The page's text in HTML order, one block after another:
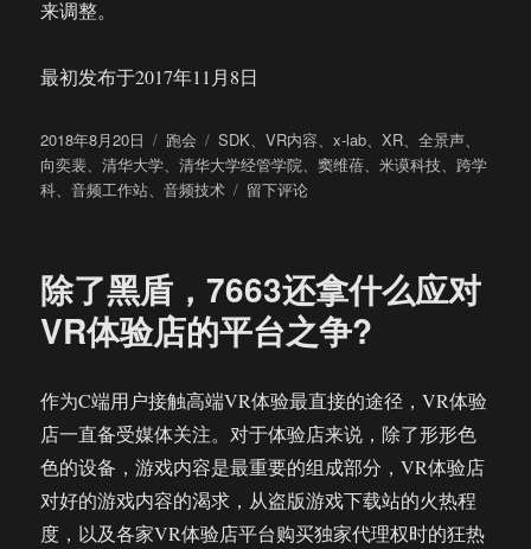
来调整。
最初发布于2017年11月8日
发
布
于
2018年8月20日
分
类
跑会
标
签
SDK、VR内容、x-lab、XR、全景声、
向奕裴、清华大学、清华大学经管学院、窦维蓓、米谟科技、跨学
科、音频工作站、音频技术
于
lab
ACT
TALK
堂：
带
你
探
寻
科
技
留下评论
除了黑盾，7663还拿什么应对
VR体验店的平台之争?
作为C端用户接触高端VR体验最直接的途径，VR体验
店一直备受媒体关注。对于体验店来说，除了形形色
色的设备，游戏内容是最重要的组成部分，VR体验店
对好的游戏内容的渴求，从盗版游戏下载站的火热程
度，以及各家VR体验店平台购买独家代理权时的狂热